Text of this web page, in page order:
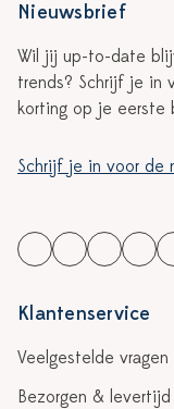
Nieuwsbrief
Wil jij up-to-date
trends? Schrijf je in
korting op je eerste
Schrijf je in voor de
Klantenservice
Veelgestelde vragen
Bezorgen & levertijd